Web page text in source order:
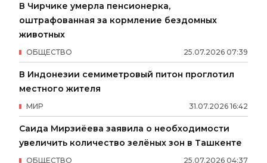
В Чирчике умерла пенсионерка,
оштрафованная за кормление бездомных
животных
25.07.2026 07:39
ОБЩЕСТВО
В Индонезии семиметровый питон проглотил
местного жителя
31.07.2026 16:42
МИР
Саида Мирзиёева заявила о необходимости
увеличить количество зелёных зон в Ташкенте
25.07.2026 04:37
ОБЩЕСТВО